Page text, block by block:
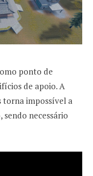
ponto de
de apoio. A
torna impossível a
necessário